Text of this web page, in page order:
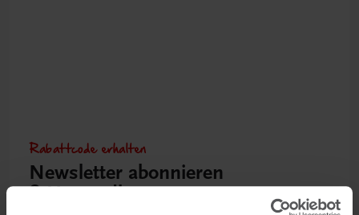
Rabattcode erhalten
Newsletter abonnieren
& Versandkosten sparen